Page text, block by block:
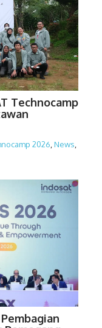
Technocamp
2026,News,